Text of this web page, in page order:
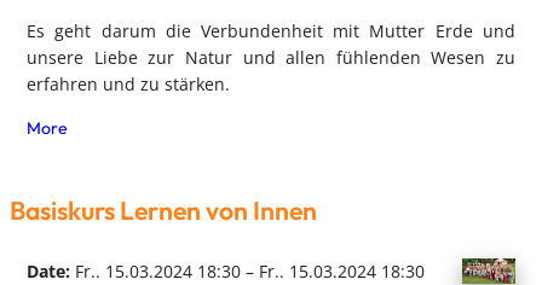
Es geht darum die Verbundenheit mit Mutter Erde und
unsere Liebe zur Natur und allen fühlenden Wesen zu
erfahren und zu stärken.
More
Basiskurs Lernen von Innen
Date: Fr.. 15.03.2024 18:30 – Fr.. 15.03.2024 18:30